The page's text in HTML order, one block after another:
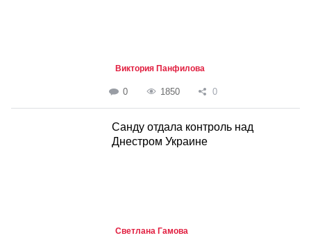
Виктория Панфилова
0 1850 0
Санду отдала контроль над
Днестром Украине
Светлана Гамова